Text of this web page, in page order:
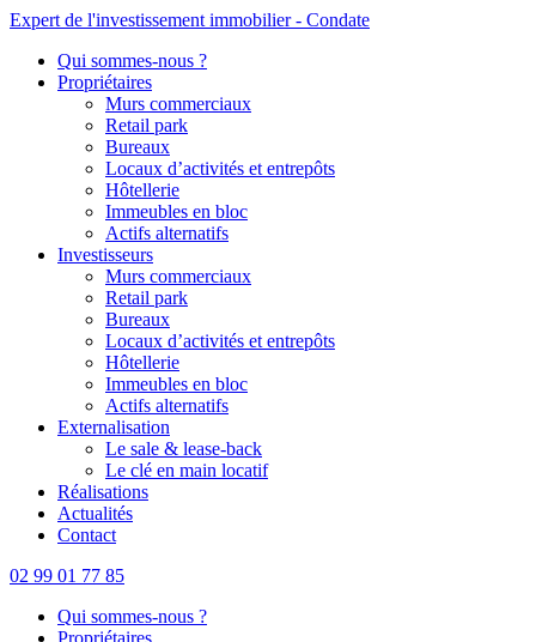
Expert de l'investissement immobilier - Condate
Qui sommes-nous ?
Propriétaires
Murs commerciaux
Retail park
Bureaux
Locaux d’activités et entrepôts
Hôtellerie
Immeubles en bloc
Actifs alternatifs
Investisseurs
Murs commerciaux
Retail park
Bureaux
Locaux d’activités et entrepôts
Hôtellerie
Immeubles en bloc
Actifs alternatifs
Externalisation
Le sale & lease-back
Le clé en main locatif
Réalisations
Actualités
Contact
02 99 01 77 85
Qui sommes-nous ?
Propriétaires